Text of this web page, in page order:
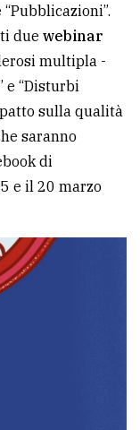
due webinar
multipla -
e “Disturbi
sulla qualità
saranno
di
e il 20 marzo